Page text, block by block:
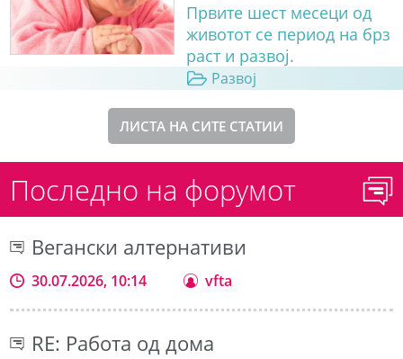
Првите шест месеци од
животот се период на брз
раст и развој.
Развој
ЛИСТА НА СИТЕ СТАТИИ
Последно на форумот
Вегански алтернативи
30.07.2026, 10:14 vfta
RE: Работа од дома